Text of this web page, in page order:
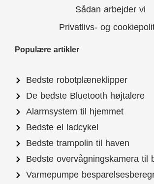
Sådan arbejder vi
Privatlivs- og
Populære artikler
Bedste robotplæneklipper
De bedste Bluetooth højtalere
Alarmsystem til hjemmet
Bedste el ladcykel
Bedste trampolin til haven
Bedste overvågningskamera til
Varmepumpe